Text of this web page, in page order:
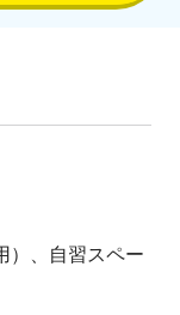
）、自習スペー